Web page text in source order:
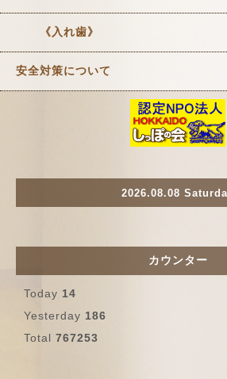
《入れ歯》
安全対策について
2026.08.08
カウンター
Today 14
Yesterday 186
Total 767253